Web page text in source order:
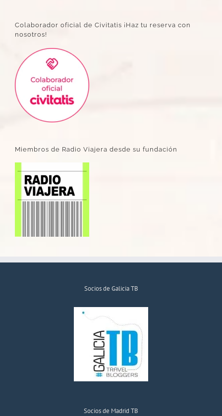
Colaborador oficial de Civitatis ¡Haz tu reserva con
nosotros!
Miembros de Radio Viajera desde su fundación
Socios de Galicia TB
Socios de Madrid TB